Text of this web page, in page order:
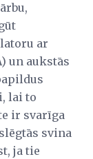
ar
un aukstās
lai to
ir svarīga
svina
ja tie